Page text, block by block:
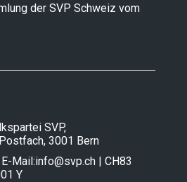
der SVP Schweiz vom
SVP,
3001 Bern
Mail:info@svp.ch | CH83
Y